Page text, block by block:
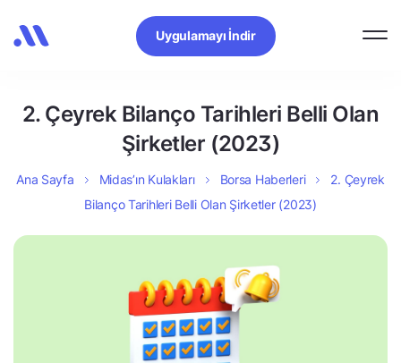
Uygulamayı İndir
2. Çeyrek Bilanço Tarihleri Belli Olan
Şirketler (2023)
Ana Sayfa Midas’ın Kulakları Borsa Haberleri
2. Çeyrek
Bilanço Tarihleri Belli Olan Şirketler (2023)